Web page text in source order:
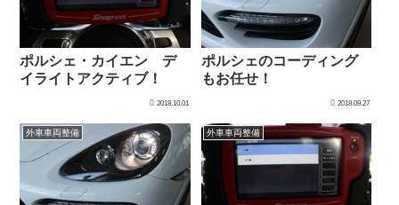
ポルシェ・カイエン デ
イライトアクティブ！
2018.10.01
ポルシェのコーディング
もお任せ！
2018.09.27
外車車両整備 外車車両整備